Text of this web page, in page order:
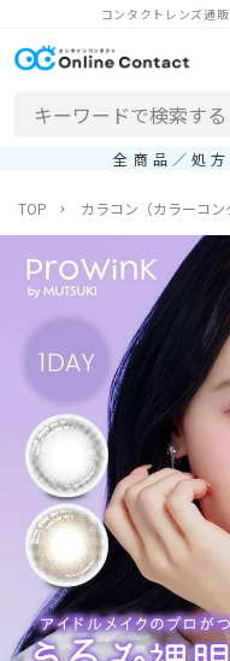
コンタクトレンズ通
全商品／処
TOP カラコン（カラーコン